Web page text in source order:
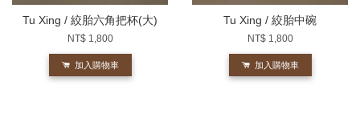
Tu Xing / 絞胎六角把杯(大)
NT$ 1,800
加入購物車
Tu Xing / 絞胎中碗
NT$ 1,800
加入購物車